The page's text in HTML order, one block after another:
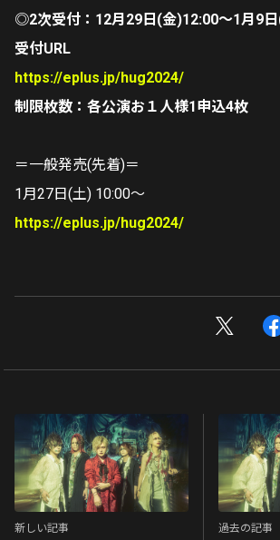
◎2次受付：12月29日(金)12:00～1月9
受付URL
https://eplus.jp/hug2024/
制限枚数：各公演お１人様1申込4枚
＝一般発売(先着)＝
1月27日(土) 10:00〜
https://eplus.jp/hug2024/
新しい記事 過去の記事